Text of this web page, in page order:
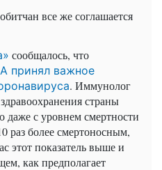
все же соглашается
сообщалось, что
принял важное
. Иммунолог
страны
с уровнем смертности
раз более смертоносным,
этот показатель выше и
как предполагает